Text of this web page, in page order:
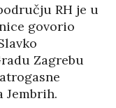
RH je u
govorio
Zagrebu
Jembrih.